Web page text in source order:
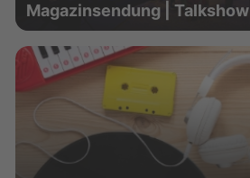
Magazinsendung | Talkshow